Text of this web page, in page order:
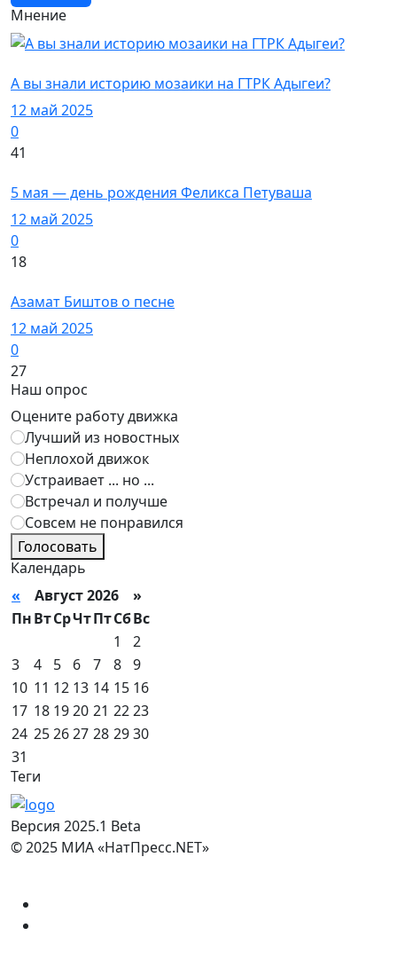
Мнение
А вы знали историю мозаики на ГТРК Адыгеи?
12 май 2025
0
41
5 мая — день рождения Феликса Петуваша
12 май 2025
0
18
Азамат Биштов о песне
12 май 2025
0
27
Наш опрос
Оцените работу движка
Лучший из новостных
Неплохой движок
Устраивает ... но ...
Встречал и получше
Совсем не понравился
Голосовать
Календарь
« Август 2026 »
ПнВтСрЧтПтСбВс
1
2
3
4 5 6 7 8 9
10 11 12 13 14 15 16
17 18 1920 21 2223
24 252627 28 2930
31
Теги
Версия 2025.1 Beta
© 2025 МИА «НатПресс.NET»